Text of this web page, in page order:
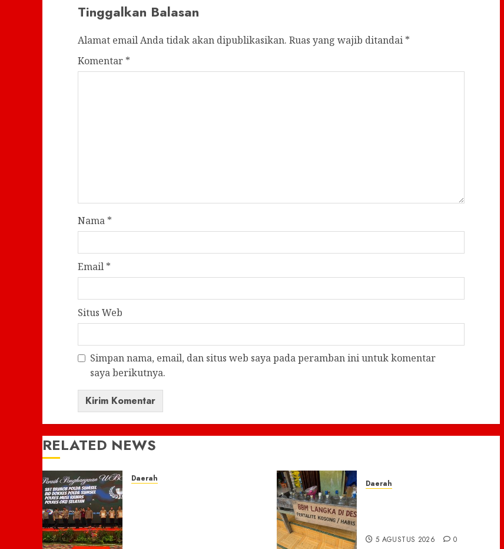
Tinggalkan Balasan
Alamat email Anda tidak akan dipublikasikan. Ruas yang wajib ditandai *
Komentar *
Nama *
Email *
Situs Web
Simpan nama, email, dan situs web saya pada peramban ini untuk komentar
saya berikutnya.
RELATED NEWS
Daerah Daerah
5 AGUSTUS 2026 0